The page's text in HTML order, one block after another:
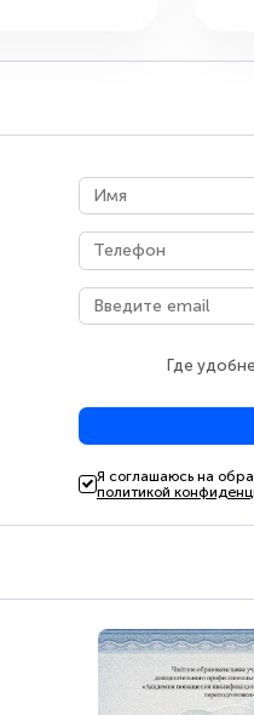
Где
Я соглашаюсь на
политикой